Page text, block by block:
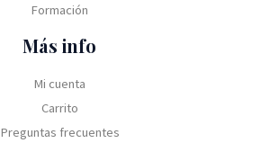
Formación
Más info
Mi cuenta
Carrito
Preguntas frecuentes